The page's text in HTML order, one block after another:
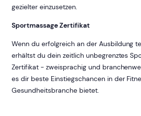
gezielter einzusetzen.
Sportmassage Zertifikat
Wenn du erfolgreich an der Ausbildung
erhältst du dein zeitlich unbegrenztes
Zertifikat - zweisprachig und
es dir beste Einstiegschancen in der
Gesundheitsbranche bietet.